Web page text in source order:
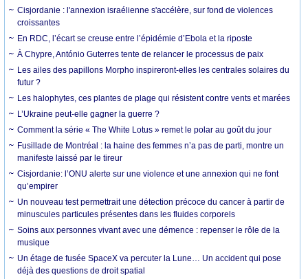
Cisjordanie : l'annexion israélienne s'accélère, sur fond de violences
croissantes
En RDC, l’écart se creuse entre l’épidémie d’Ebola et la riposte
À Chypre, António Guterres tente de relancer le processus de paix
Les ailes des papillons Morpho inspireront-elles les centrales solaires du
futur ?
Les halophytes, ces plantes de plage qui résistent contre vents et marées
L’Ukraine peut-elle gagner la guerre ?
Comment la série « The White Lotus » remet le polar au goût du jour
Fusillade de Montréal : la haine des femmes n’a pas de parti, montre un
manifeste laissé par le tireur
Cisjordanie: l’ONU alerte sur une violence et une annexion qui ne font
qu’empirer
Un nouveau test permettrait une détection précoce du cancer à partir de
minuscules particules présentes dans les fluides corporels
Soins aux personnes vivant avec une démence : repenser le rôle de la
musique
Un étage de fusée SpaceX va percuter la Lune… Un accident qui pose
déjà des questions de droit spatial